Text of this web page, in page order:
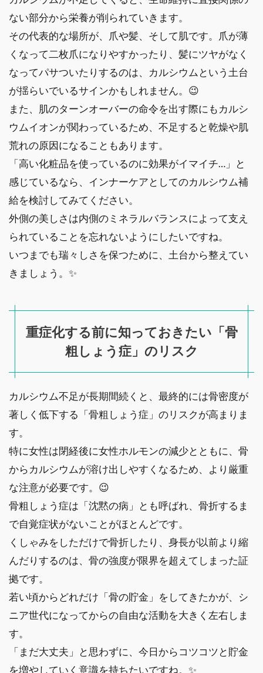
ない部分から栄養が削られていきます。
その代表的な場所が、爪や髪、そして肌です。爪が薄
くなって二枚爪になりやすかったり、髪にツヤがなく
なってパサついたりするのは、カルシウムという土台
が揺らいでいるサインかもしれません。😉
また、肌のターンオーバーの命令を出す際にもカルシ
ウムイオンが関わっているため、不足すると乾燥や肌
荒れの原因になることもあります。
「高い化粧品を使っているのに効果がイマイチ…」と
感じているなら、インナーケアとしてのカルシウム補
給を検討してみてください。
外側の美しさは内側のミネラルバランスによって支え
られていることを忘れないようにしたいですね。
いつまでも瑞々しさを保つために、土台から整えてい
きましょう。✨
重症化する前に知っておきたい「骨
粗しょう症」のリスク
カルシウム不足が長期間続くと、最終的には骨密度が
著しく低下する「骨粗しょう症」のリスクが高まりま
す。
特に女性は閉経後に女性ホルモンの減少とともに、骨
からカルシウムが溶け出しやすくなるため、より厳重
な注意が必要です。😉
骨粗しょう症は「沈黙の病」とも呼ばれ、骨折するま
で自覚症状がないことがほとんどです。
くしゃみをしただけで骨折したり、身長が以前より縮
んだりするのは、骨の強度が限界を超えてしまった証
拠です。
若い頃からどれだけ「骨の貯金」をしてきたかが、シ
ニア世代になってからの自由な活動を大きく左右しま
す。
「まだ大丈夫」と思わずに、今日からコツコツと貯金
を増やしていく意識を持ちたいですね。✨